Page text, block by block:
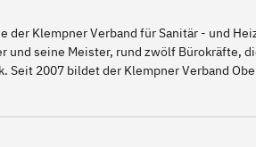
der Klempner Verband für Sanitär - und
und seine Meister, rund zwölf Bürokräfte,
Seit 2007 bildet der Klempner Verband